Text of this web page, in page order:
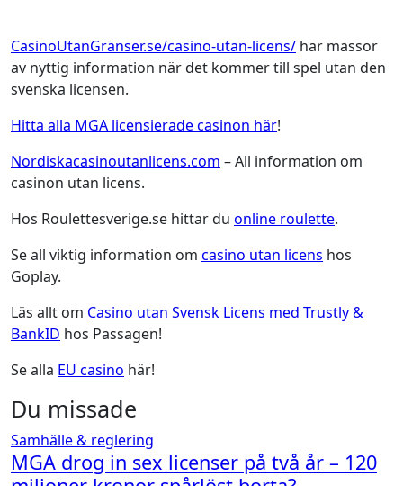
CasinoUtanGränser.se/casino-utan-licens/ har massor
av nyttig information när det kommer till spel utan den
svenska licensen.
Hitta alla MGA licensierade casinon här!
Nordiskacasinoutanlicens.com – All information om
casinon utan licens.
Hos Roulettesverige.se hittar du online roulette.
Se all viktig information om casino utan licens hos
Goplay.
Läs allt om Casino utan Svensk Licens med Trustly &
BankID hos Passagen!
Se alla EU casino här!
Du missade
Samhälle & reglering
MGA drog in sex licenser på två år – 120